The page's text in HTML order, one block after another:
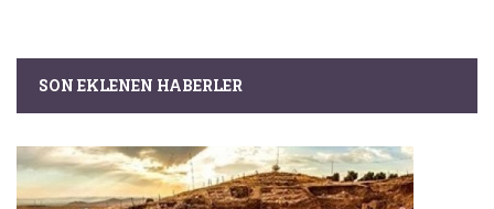
SON EKLENEN HABERLER